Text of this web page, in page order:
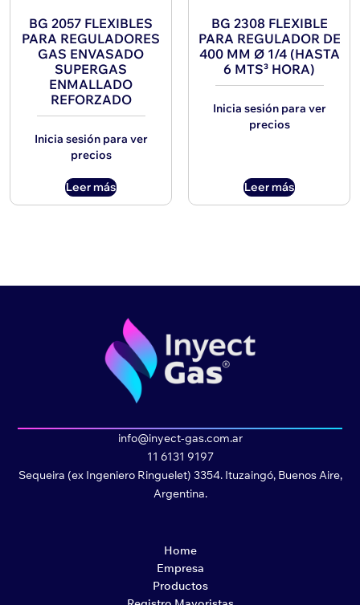
BG 2057 FLEXIBLES
PARA REGULADORES
GAS ENVASADO
SUPERGAS
ENMALLADO
REFORZADO
Inicia sesión para ver
precios
Leer más
BG 2308 FLEXIBLE
PARA REGULADOR DE
400 MM Ø 1/4 (HASTA
6 MTS³ HORA)
Inicia sesión para ver
precios
Leer más
info@inyect-gas.com.ar
11 6131 9197
Sequeira (ex Ingeniero Ringuelet) 3354. Ituzaingó, Buenos Aire,
Argentina.
Home
Empresa
Productos